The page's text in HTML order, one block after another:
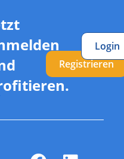
Registrieren
Login